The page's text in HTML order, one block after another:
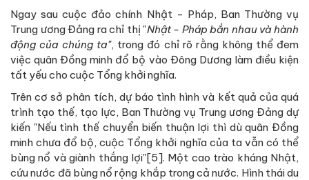
Ngay sau cuộc đảo chính Nhật - Pháp, Ban Thường vụ
Trung ương Đảng ra chỉ thị "Nhật - Pháp bắn nhau và hành
động của chúng ta", trong đó chỉ rõ rằng không thể đem
việc quân Đồng minh đổ bộ vào Đông Dương làm điều kiện
tất yếu cho cuộc Tổng khởi nghĩa.
Trên cơ sở phân tích, dự báo tình hình và kết quả của quá
trình tạo thế, tạo lực, Ban Thường vụ Trung ương Đảng dự
kiến "Nếu tình thế chuyển biến thuận lợi thì dù quân Đồng
minh chưa đổ bộ, cuộc Tổng khởi nghĩa của ta vẫn có thể
bùng nổ và giành thắng lợi"[5]. Một cao trào kháng Nhật,
cứu nước đã bùng nổ rộng khắp trong cả nước. Hình thái du